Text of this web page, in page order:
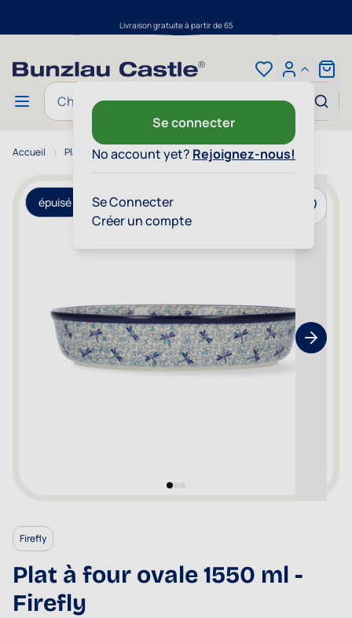
Livraison gratuite à partir de 65
Se connecter
No account yet? Rejoignez-nous!
Se Connecter
Créer un compte
Cart
Chercher
Accueil Plat à four ovale 1550 ml - Firefly
épuisé
Show
Firefly
Plat à four ovale 1550 ml -
Firefly